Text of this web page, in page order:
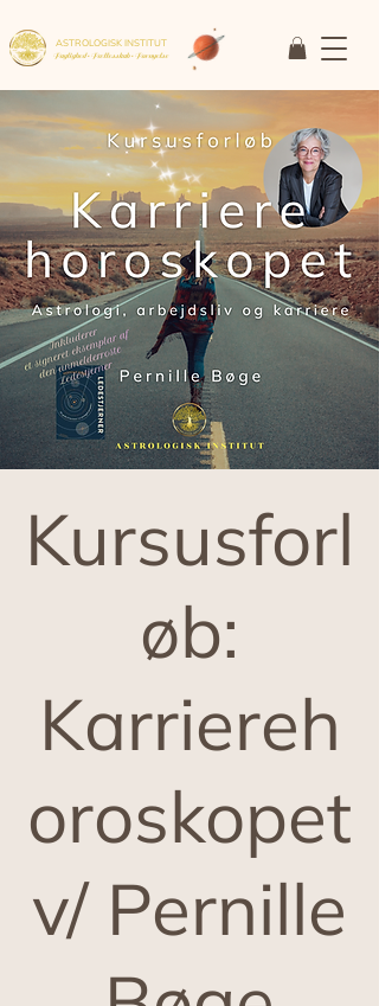
ASTROLOGISK INSTITUT
Faglighed • Fællesskab• Fornyelse
Kursusforl
øb:
Karriereh
oroskopet
v/ Pernille